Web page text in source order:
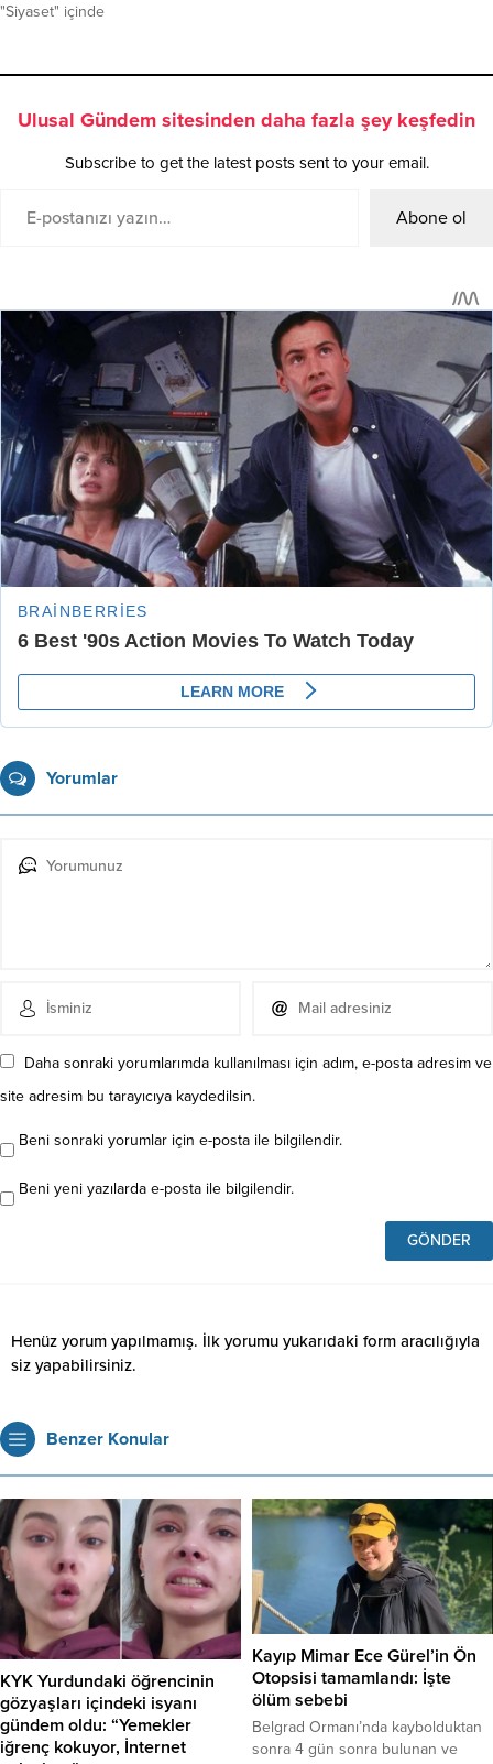
"Siyaset" içinde
Ulusal Gündem sitesinden daha fazla şey keşfedin
Subscribe to get the latest posts sent to your email.
Abone ol
Yorumlar
Daha sonraki yorumlarımda kullanılması için adım, e-posta adresim ve
site adresim bu tarayıcıya kaydedilsin.
Beni sonraki yorumlar için e-posta ile bilgilendir.
Beni yeni yazılarda e-posta ile bilgilendir.
Henüz yorum yapılmamış. İlk yorumu yukarıdaki form aracılığıyla
siz yapabilirsiniz.
Benzer Konular
KYK Yurdundaki öğrencinin
gözyaşları içindeki isyanı
gündem oldu: “Yemekler
iğrenç kokuyor, İnternet
Kayıp Mimar Ece Gürel’in Ön
Otopsisi tamamlandı: İşte
ölüm sebebi
Belgrad Ormanı’nda kaybolduktan
sonra 4 gün sonra bulunan ve